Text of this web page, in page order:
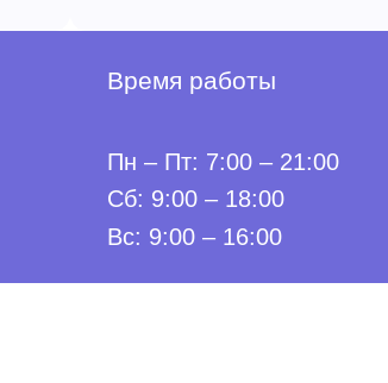
Время работы
Пн – Пт: 7:00 – 21:00
Сб: 9:00 – 18:00
Вс: 9:00 – 16:00